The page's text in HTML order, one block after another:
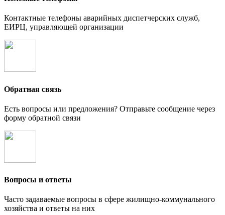
Контактные телефоны аварийных диспетчерских служб,
ЕИРЦ, управляющей организации
Обратная связь
Есть вопросы или предложения? Отправьте сообщение через
форму обратной связи
Вопросы и ответы
Часто задаваемые вопросы в сфере жилищно-коммунального
хозяйства и ответы на них